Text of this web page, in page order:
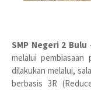
SMP Negeri 2 Bulu
melalui
dilakukan melalui,
berbasis 3R